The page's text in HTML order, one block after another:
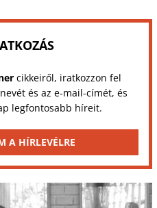
cikkeiről, iratkozzon fel
és az e-mail-címét, és
legfontosabb híreit.
A HÍRLEVÉLRE